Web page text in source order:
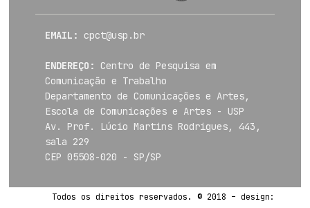
EMAIL: cpct@usp.br
ENDEREÇO:
Centro de Pesquisa em
Comunicação e Trabalho
Departamento de Comunicações e Artes,
Escola de Comunicações e Artes - USP
Av. Prof. Lúcio Martins Rodrigues, 443,
sala 229
CEP 05508-020 - SP/SP
Todos os direitos reservados. © 2018 – design: